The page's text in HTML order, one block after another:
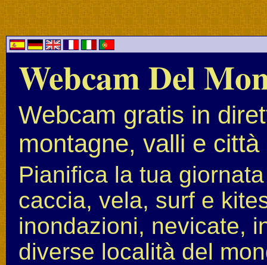
Webcam Del
Webcam gratis in
montagne, valli e città
Pianifica la tua
caccia, vela, surf e
inondazioni, nevicate,
diverse località del